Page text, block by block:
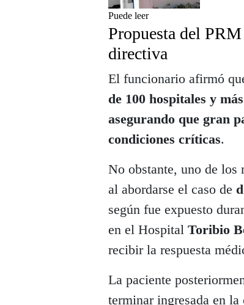
Puede leer
Propuesta del
directiva
El funcionario afirmó
de 100 hospitales y
asegurando que gran
condiciones críticas.
No obstante, uno de los
al abordarse el caso de
según fue expuesto
en el Hospital Toribio
recibir la respuesta
La paciente
terminar ingresada en